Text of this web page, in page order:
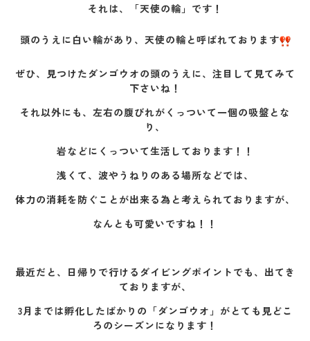
それは、「天使の輪」です！
頭のうえに白い輪があり、天使の輪と呼ばれております
ぜひ、見つけたダンゴウオの頭のうえに、注目して見てみて
下さいね！
それ以外にも、左右の腹びれがくっついて一個の吸盤とな
り、
岩などにくっついて生活しております！！
浅くて、波やうねりのある場所などでは、
体力の消耗を防ぐことが出来る為と考えられておりますが、
なんとも可愛いですね！！
最近だと、日帰りで行けるダイビングポイントでも、出てき
ておりますが、
3月までは孵化したばかりの「ダンゴウオ」がとても見どこ
ろのシーズンになります！